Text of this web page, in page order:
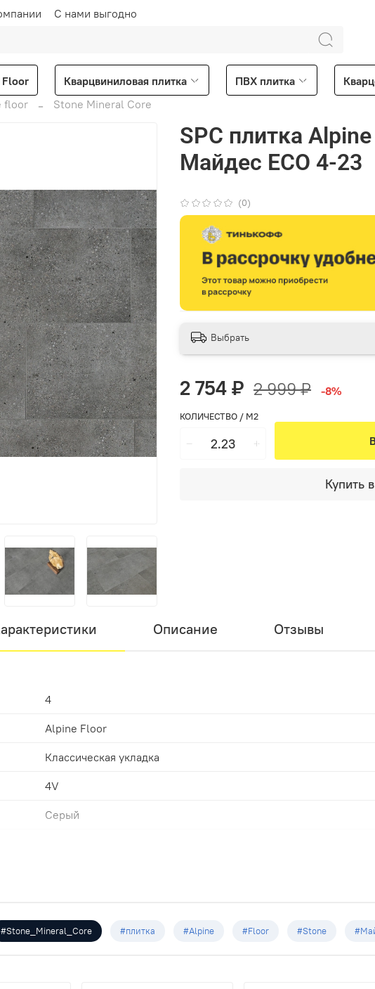
С нами выгодно
Floor Кварцвиниловая плитка ПВХ плитка
floor
Stone Mineral Core
(0)
SPC плитка
Майдес ЕСО 4-23
2 754 ₽ 2 999 ₽ -8%
КОЛИЧЕСТВО / М2
Купить
Выбрать
Описание Отзывы
4
Alpine Floor
Классическая укладка
4V
Серый
609.6х304.8х4.0мм
#Stone_Mineral_Core #плитка #Alpine #Floor #Stone